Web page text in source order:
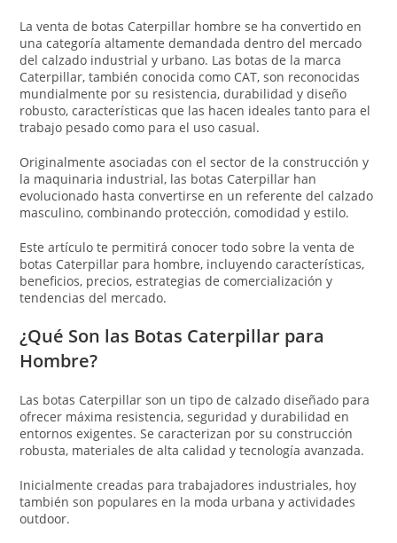
La venta de botas Caterpillar hombre se ha convertido en
una categoría altamente demandada dentro del mercado
del calzado industrial y urbano. Las botas de la marca
Caterpillar, también conocida como CAT, son reconocidas
mundialmente por su resistencia, durabilidad y diseño
robusto, características que las hacen ideales tanto para el
trabajo pesado como para el uso casual.
Originalmente asociadas con el sector de la construcción y
la maquinaria industrial, las botas Caterpillar han
evolucionado hasta convertirse en un referente del calzado
masculino, combinando protección, comodidad y estilo.
Este artículo te permitirá conocer todo sobre la venta de
botas Caterpillar para hombre, incluyendo características,
beneficios, precios, estrategias de comercialización y
tendencias del mercado.
¿Qué Son las Botas Caterpillar para
Hombre?
Las botas Caterpillar son un tipo de calzado diseñado para
ofrecer máxima resistencia, seguridad y durabilidad en
entornos exigentes. Se caracterizan por su construcción
robusta, materiales de alta calidad y tecnología avanzada.
Inicialmente creadas para trabajadores industriales, hoy
también son populares en la moda urbana y actividades
outdoor.